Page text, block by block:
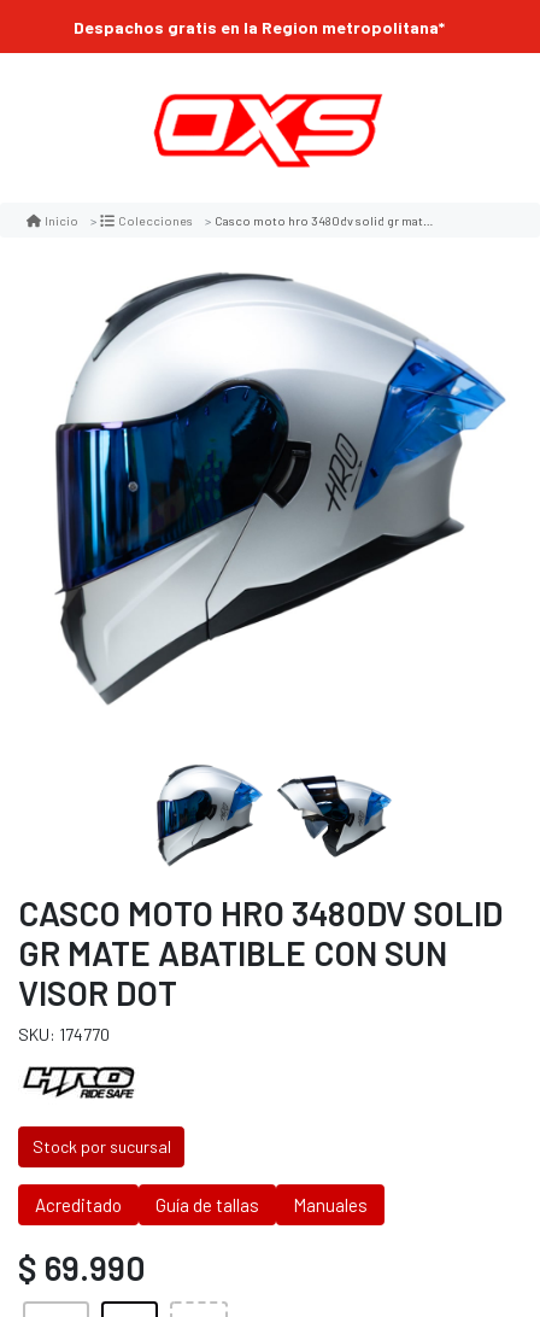
Despachos gratis en la Region metropolitana*
Inicio Colecciones Casco moto hro 3480dv solid gr mate abatible con sun visor dot
CASCO MOTO HRO 3480DV SOLID
GR MATE ABATIBLE CON SUN
VISOR DOT
SKU: 174770
Stock por sucursal
Acreditado Guía de tallas Manuales
$ 69.990